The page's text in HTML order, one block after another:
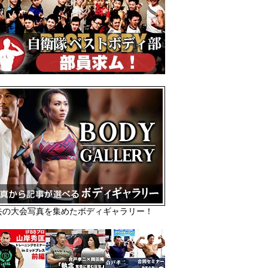
の大会写真を集めたボディギャラリー！